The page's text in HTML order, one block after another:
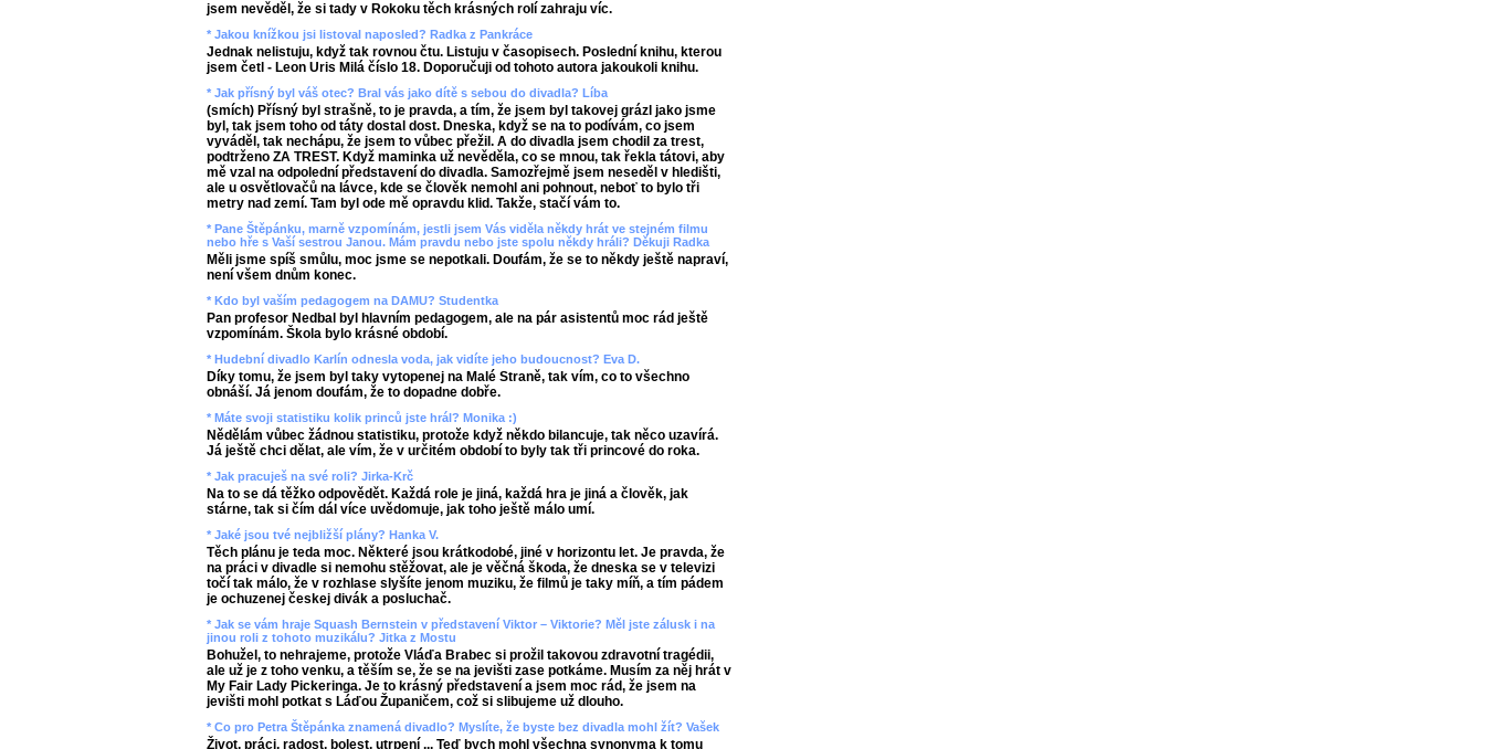
jsem nevěděl, že si tady v Rokoku těch krásných rolí zahraju víc.
* Jakou knížkou jsi listoval naposled? Radka z Pankráce
Jednak nelistuju, když tak rovnou čtu. Listuju v časopisech. Poslední knihu, kterou
jsem četl - Leon Uris Milá číslo 18. Doporučuji od tohoto autora jakoukoli knihu.
* Jak přísný byl váš otec? Bral vás jako dítě s sebou do divadla? Líba
(smích) Přísný byl strašně, to je pravda, a tím, že jsem byl takovej grázl jako jsme
byl, tak jsem toho od táty dostal dost. Dneska, když se na to podívám, co jsem
vyváděl, tak nechápu, že jsem to vůbec přežil. A do divadla jsem chodil za trest,
podtrženo ZA TREST. Když maminka už nevěděla, co se mnou, tak řekla tátovi, aby
mě vzal na odpolední představení do divadla. Samozřejmě jsem neseděl v hledišti,
ale u osvětlovačů na lávce, kde se člověk nemohl ani pohnout, neboť to bylo tři
metry nad zemí. Tam byl ode mě opravdu klid. Takže, stačí vám to.
* Pane Štěpánku, marně vzpomínám, jestli jsem Vás viděla někdy hrát ve stejném filmu
nebo hře s Vaší sestrou Janou. Mám pravdu nebo jste spolu někdy hráli? Děkuji Radka
Měli jsme spíš smůlu, moc jsme se nepotkali. Doufám, že se to někdy ještě napraví,
není všem dnům konec.
* Kdo byl vaším pedagogem na DAMU? Studentka
Pan profesor Nedbal byl hlavním pedagogem, ale na pár asistentů moc rád ještě
vzpomínám. Škola bylo krásné období.
* Hudební divadlo Karlín odnesla voda, jak vidíte jeho budoucnost? Eva D.
Díky tomu, že jsem byl taky vytopenej na Malé Straně, tak vím, co to všechno
obnáší. Já jenom doufám, že to dopadne dobře.
* Máte svoji statistiku kolik princů jste hrál? Monika :)
Nědělám vůbec žádnou statistiku, protože když někdo bilancuje, tak něco uzavírá.
Já ještě chci dělat, ale vím, že v určitém období to byly tak tři princové do roka.
* Jak pracuješ na své roli? Jirka-Krč
Na to se dá těžko odpovědět. Každá role je jiná, každá hra je jiná a člověk, jak
stárne, tak si čím dál více uvědomuje, jak toho ještě málo umí.
* Jaké jsou tvé nejbližší plány? Hanka V.
Těch plánu je teda moc. Některé jsou krátkodobé, jiné v horizontu let. Je pravda, že
na práci v divadle si nemohu stěžovat, ale je věčná škoda, že dneska se v televizi
točí tak málo, že v rozhlase slyšíte jenom muziku, že filmů je taky míň, a tím pádem
je ochuzenej českej divák a posluchač.
* Jak se vám hraje Squash Bernstein v představení Viktor – Viktorie? Měl jste zálusk i na
jinou roli z tohoto muzikálu? Jitka z Mostu
Bohužel, to nehrajeme, protože Vláďa Brabec si prožil takovou zdravotní tragédii,
ale už je z toho venku, a těším se, že se na jevišti zase potkáme. Musím za něj hrát v
My Fair Lady Pickeringa. Je to krásný představení a jsem moc rád, že jsem na
jevišti mohl potkat s Láďou Županičem, což si slibujeme už dlouho.
* Co pro Petra Štěpánka znamená divadlo? Myslíte, že byste bez divadla mohl žít? Vašek
Život, práci, radost, bolest, utrpení ... Teď bych mohl všechna synonyma k tomu